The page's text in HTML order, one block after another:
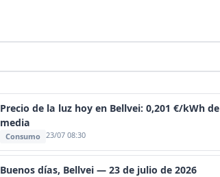
Precio de la luz hoy en Bellvei: 0,201 €/kWh de
media
Consumo 23/07 08:30
Buenos días, Bellvei — 23 de julio de 2026